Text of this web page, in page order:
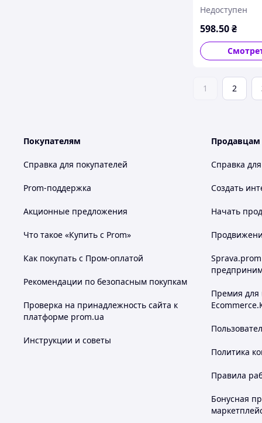
длиной 42,5-
черный металл
Недоступен
598.50₴
1 2
Покупателям
Справка для покупателей
Prom-поддержка
Акционные предложения
Что такое «Купить с Prom»
Как покупать с Пром-оплатой
Рекомендации по безопасным покупкам
Проверка на принадлежность сайта к
платформе prom.ua
Инструкции и советы
Продавцам
Справка
Создать
Начать
Премия для
Политика
Правила
Бонусная